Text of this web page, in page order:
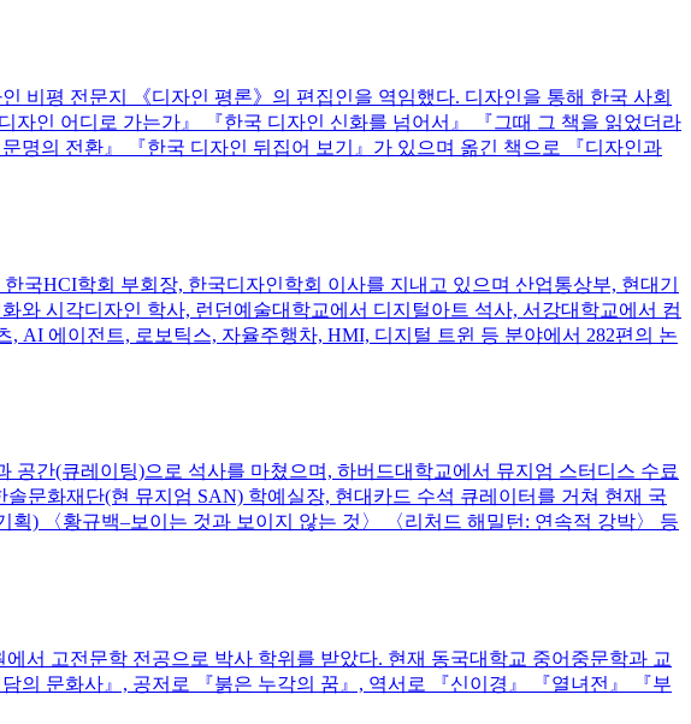
비평 전문지 《디자인 평론》의 편집인을 역임했다. 디자인을 통해 한국 사회
인 어디로 가는가』 『한국 디자인 신화를 넘어서』 『그때 그 책을 읽었더라
명의 전환』 『한국 디자인 뒤집어 보기』가 있으며 옮긴 책으로 『디자인과
HCI학회 부회장, 한국디자인학회 이사를 지내고 있으며 산업통상부, 현대기
와 시각디자인 학사, 런던예술대학교에서 디지털아트 석사, 서강대학교에서 컴
AI 에이전트, 로보틱스, 자율주행차, HMI, 디지털 트윈 등 분야에서 282편의 논
간(큐레이팅)으로 석사를 마쳤으며, 하버드대학교에서 뮤지엄 스터디스 수료
문화재단(현 뮤지엄 SAN) 학예실장, 현대카드 수석 큐레이터를 거쳐 현재 국
) 〈황규백–보이는 것과 보이지 않는 것〉 〈리처드 해밀턴: 연속적 강박〉 등
서 고전문학 전공으로 박사 학위를 받았다. 현재 동국대학교 중어중문학과 교
의 문화사』, 공저로 『붉은 누각의 꿈』, 역서로 『신이경』 『열녀전』 『부